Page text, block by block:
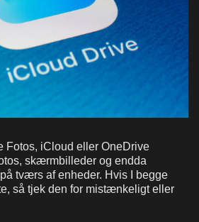
Fotos, iCloud eller OneDrive
skærmbilleder og endda
tværs af enheder. Hvis I begge
så tjek den for mistænkeligt eller